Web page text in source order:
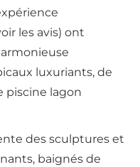
les avis) ont
luxuriants, de
piscine lagon
des sculptures et
baignés de